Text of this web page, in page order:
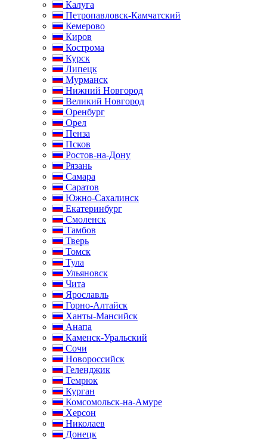
Калуга
Петропавловск-Камчатский
Кемерово
Киров
Кострома
Курск
Липецк
Мурманск
Нижний Новгород
Великий Новгород
Оренбург
Орел
Пенза
Псков
Ростов-на-Дону
Рязань
Самара
Саратов
Южно-Сахалинск
Екатеринбург
Смоленск
Тамбов
Тверь
Томск
Тула
Ульяновск
Чита
Ярославль
Горно-Алтайск
Ханты-Мансийск
Анапа
Каменск-Уральский
Сочи
Новороссийск
Геленджик
Темрюк
Курган
Комсомольск-на-Амуре
Херсон
Николаев
Донецк